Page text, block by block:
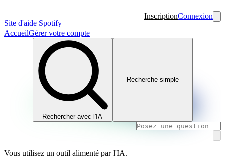
Site d'aide Spotify
InscriptionConnexion
AccueilGérer votre compte
Rechercher avec l'IA
Recherche simple
Vous utilisez un outil alimenté par l'IA.